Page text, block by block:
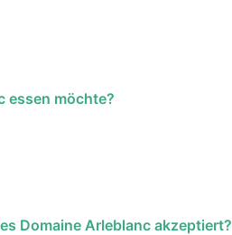
essen möchte?
Domaine Arleblanc akzeptiert?